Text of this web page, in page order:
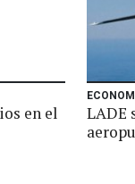
en el
LADE